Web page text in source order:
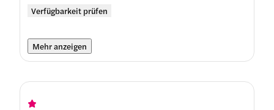
Verfügbarkeit prüfen
Mehr anzeigen